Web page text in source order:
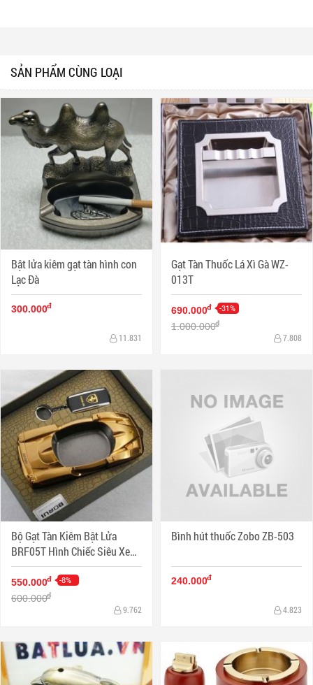
SẢN PHẨM CÙNG LOẠI
Bật lửa kiêm gạt tàn hình con
Lạc Đà
300.000đ
11.831
Gạt Tàn Thuốc Lá Xì Gà WZ-
013T
690.000đ -31%
1.000.000đ
7.808
Bộ Gạt Tàn Kiêm Bật Lửa
BRF05T Hình Chiếc Siêu Xe
Sáng Tạo
550.000đ -8%
600.000đ
9.762
Bình hút thuốc Zobo ZB-503
240.000đ
4.823